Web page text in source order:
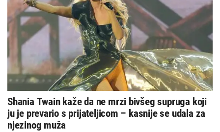
Shania Twain kaže da ne mrzi bivšeg supruga koji
ju je prevario s prijateljicom – kasnije se udala za
njezinog muža